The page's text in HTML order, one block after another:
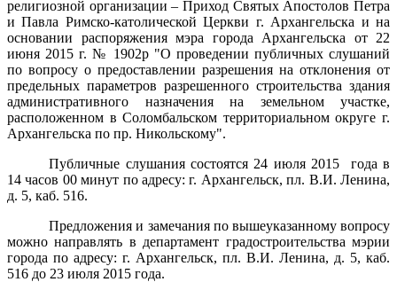
религиозной организации – Приход Святых Апостолов Петра
и Павла Римско-католической Церкви г. Архангельска и на
основании распоряжения мэра города Архангельска от 22
июня 2015 г. № 1902р "О проведении публичных слушаний
по вопросу о предоставлении разрешения на отклонения от
предельных параметров разрешенного строительства здания
административного назначения на земельном участке,
расположенном в Соломбальском территориальном округе г.
Архангельска по пр. Никольскому".
Публичные слушания состоятся 24 июля 2015 года в
14 часов 00 минут по адресу: г. Архангельск, пл. В.И. Ленина,
д. 5, каб. 516.
Предложения и замечания по вышеуказанному вопросу
можно направлять в департамент градостроительства мэрии
города по адресу: г. Архангельск, пл. В.И. Ленина, д. 5, каб.
516 до 23 июля 2015 года.